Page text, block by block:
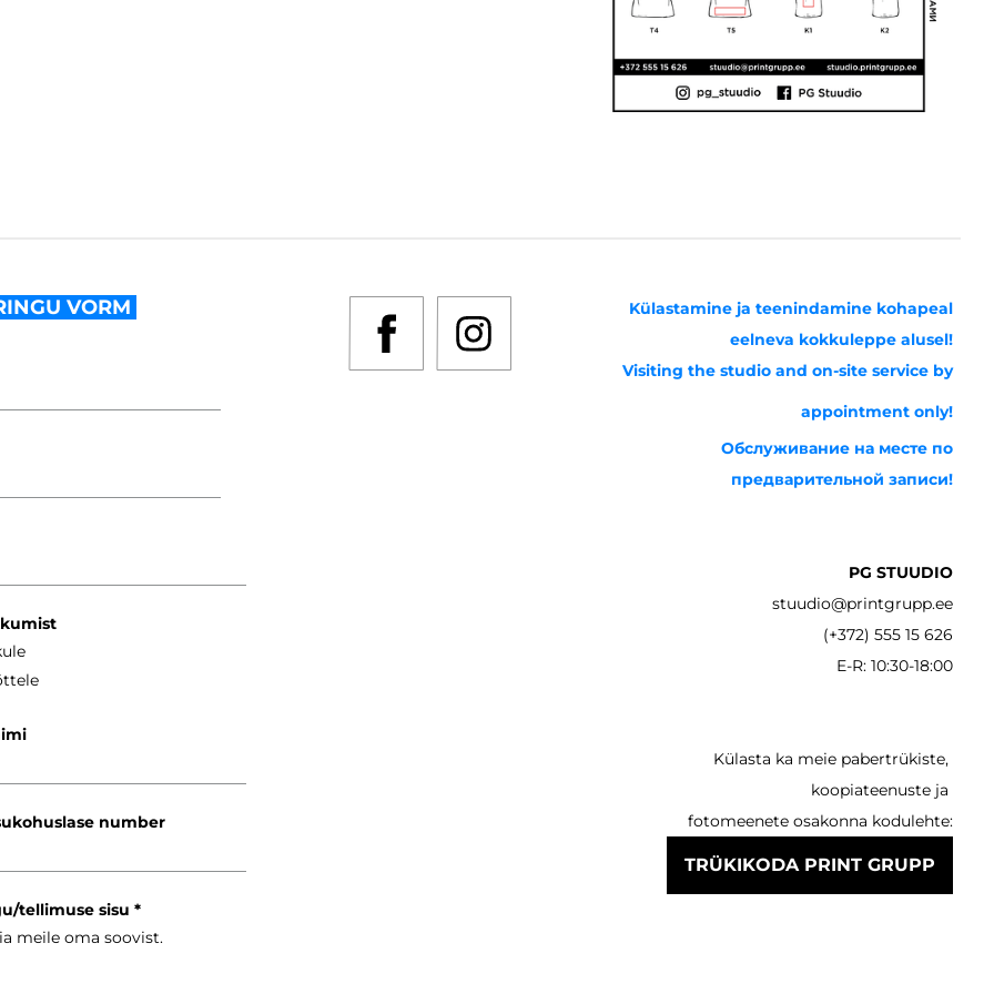
VORM
number
tellimuse sisu
Külastamine ja teenindamine kohapeal
eelneva kokkuleppe alusel!
Visiting the studio and on-site service by
appointment only!
Обслуживание на месте по
предварительной записи!
PG STUUDIO
stuudio@printgrupp.ee
(+372) 555 15 626
E-R: 10:30-18:00
Külasta ka meie pabertrükiste,
koopiateenuste ja
fotomeenete osakonna kodulehte:
TRÜKIKODA PRINT GRUPP